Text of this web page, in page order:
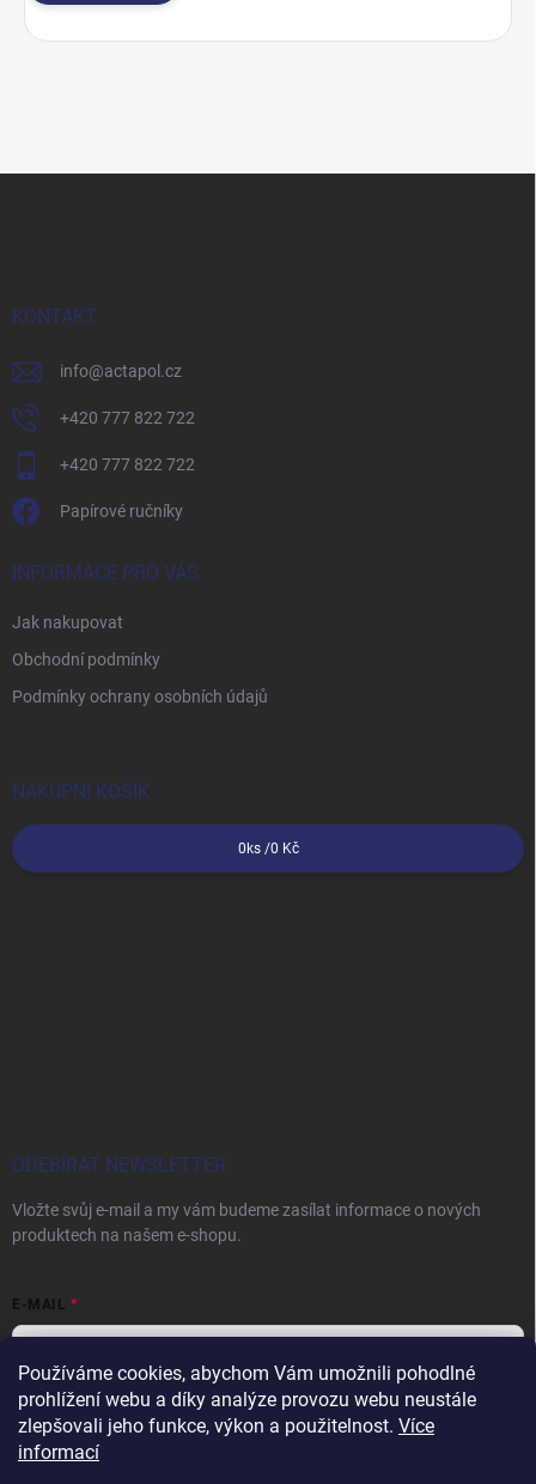
Používáme cookies, abychom Vám umožnili pohodlné
prohlížení webu a díky analýze provozu webu neustále
zlepšovali jeho funkce, výkon a použitelnost. Více
informací
KONTAKT
info@actapol.cz
+420 777 822 722
+420 777 822 722
Papírové ručníky
INFORMACE PRO VÁS
Jak nakupovat
Obchodní podmínky
Podmínky ochrany osobních údajů
NÁKUPNÍ KOŠÍK
0 ks /0 Kč
ODEBÍRAT NEWSLETTER
Vložte svůj e-mail a my vám budeme zasílat informace o nových
produktech na našem e-shopu.
E-MAIL
Vložením e-mailu souhlasíte spodmínkami ochrany osobních údajů
Přihlásit se